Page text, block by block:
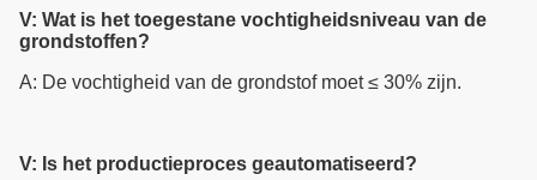
V: Wat is het toegestane vochtigheidsniveau van de
grondstoffen?
A: De vochtigheid van de grondstof moet ≤ 30% zijn.
V: Is het productieproces geautomatiseerd?